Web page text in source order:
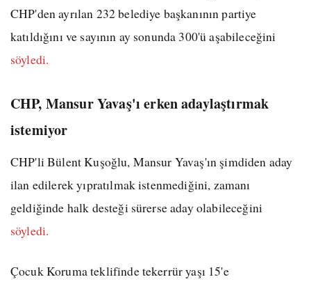
CHP'den ayrılan 232 belediye başkanının partiye
katıldığını ve sayının ay sonunda 300'ü aşabileceğini
söyledi.
CHP, Mansur Yavaş'ı erken adaylaştırmak
istemiyor
CHP'li Bülent Kuşoğlu, Mansur Yavaş'ın şimdiden aday
ilan edilerek yıpratılmak istenmediğini, zamanı
geldiğinde halk desteği sürerse aday olabileceğini
söyledi.
Çocuk Koruma teklifinde tekerrür yaşı 15'e